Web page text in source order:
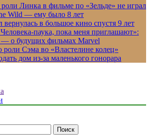
Линка в фильме по «Зельде» не играл
Wild — ему было 8 лет
в большое кино спустя 9 лет
паука, пока меня приглашают»:
о будущих фильмах Marvel
Сэма во «Властелине колец»
дом из-за маленького гонорара